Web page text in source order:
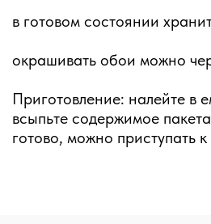
в готовом состоянии
окрашивать обои можно
Приготовление: налейте в
всыпьте содержимое
готово, можно приступать